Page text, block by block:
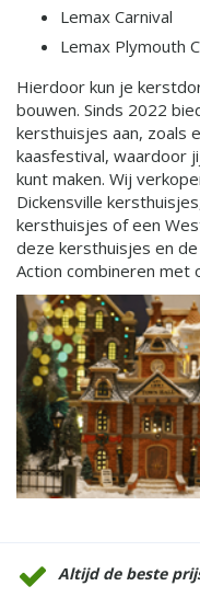
Lemax Carnival
Lemax Plymouth
Hierdoor kun je
bouwen. Sinds 2022
kersthuisjes aan, zoals
kaasfestival, waardoor
kunt maken. Wij
Dickensville
kersthuisjes of een
deze kersthuisjes en
Action combineren met
Altijd de beste